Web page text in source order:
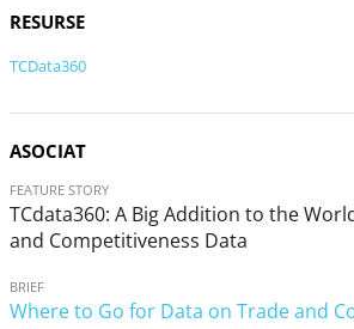
RESURSE
TCData360
ASOCIAT
FEATURE STORY
TCdata360: A Big Addition to the
and Competitiveness Data
BRIEF
Where to Go for Data on Trade and